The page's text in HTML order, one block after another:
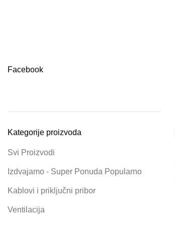
Facebook
Kategorije proizvoda
Svi Proizvodi
Izdvajamo - Super Ponuda Popularno
Kablovi i priključni pribor
Ventilacija